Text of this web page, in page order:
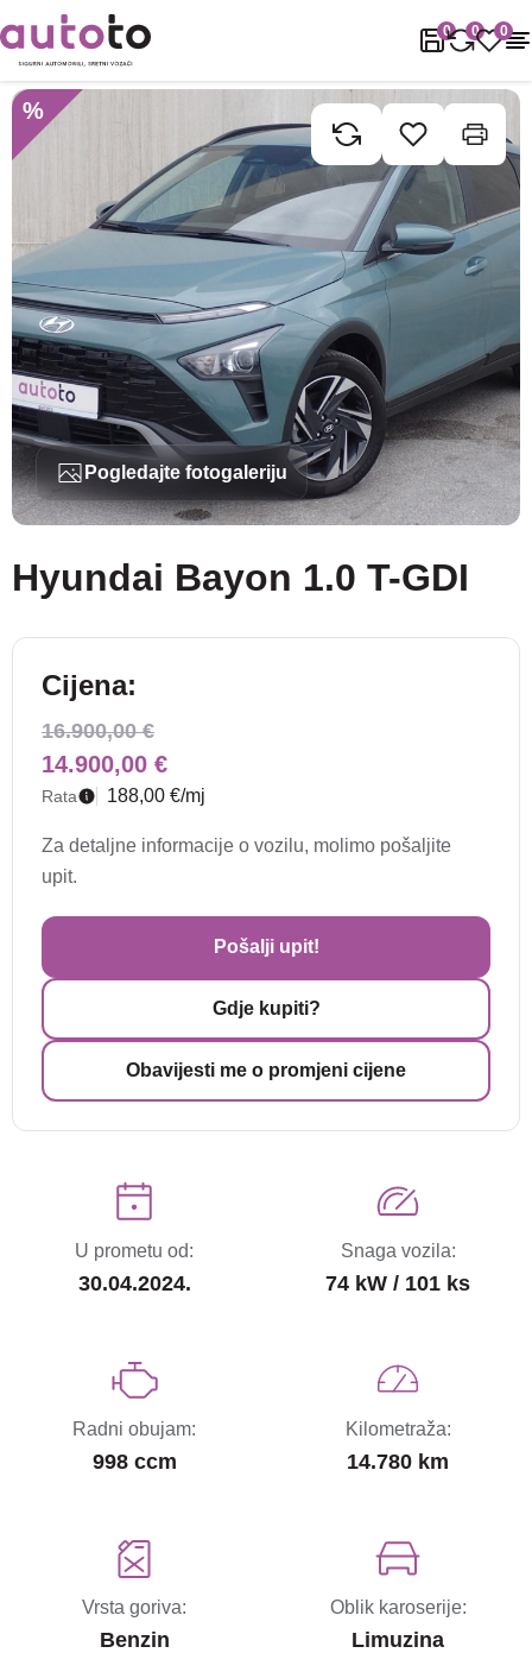
0 0 0
Naslovnica Rabljena vozila Hyundai Bayon
%
Pogledajte fotogaleriju
Hyundai Bayon 1.0 T-GDI
Cijena:
16.900,00 €
14.900,00 €
Rata 188,00 €/mj
Za detaljne informacije o vozilu, molimo pošaljite
upit.
Pošalji upit!
Gdje kupiti?
Obavijesti me o promjeni cijene
U prometu od:
30.04.2024.
Snaga vozila:
74 kW / 101 ks
Radni obujam:
998 ccm
Kilometraža:
14.780 km
Vrsta goriva:
Benzin
Oblik karoserije:
Limuzina